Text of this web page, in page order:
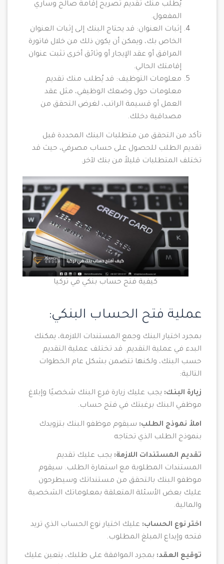
يُطلب منك تقديم تصريح إقامة صالح وساري
المفعول.
إثبات العنوان: قد يحتاج البنك إلى إثبات العنوان
الخاص بك، ويمكن أن يكون ذلك من خلال فاتورة
المرافق أو عقد الإيجار أو وثائق أخرى تثبت عنوان
إقامتك الحالي.
معلومات التوظيف: قد يُطلب منك تقديم
معلومات حول وضعك الوظيفي، مثل عقد
العمل أو قسيمة الراتب، لغرض التحقق من
مصداقية دخلك.
تأكد من التحقق من متطلبات البنك المحددة قبل
تقديم الطلب للحصول على حساب مصرفي، حيث قد
تختلف المتطلبات قليلاً من بنك لآخر.
كيفية فتح حساب بنكي في تركيا
عملية فتح الحساب البنكي:
بمجرد اختيار البنك وجمع المستندات اللازمة، يمكنك
البدء في عملية التقديم. قد تختلف عملية التقديم
حسب البنك، ولكنها تتضمن بشكل عام الخطوات
التالية:
زيارة البنك: يجب عليك زيارة فرع البنك شخصيًا وإبلاغ
موظفي البنك برغبتك في فتح حساب.
املأ نموذج الطلب: سيقوم موظفو البنك بتزويدك
بنموذج الطلب الذي تحتاجه
تقديم المستندات اللازمة: يجب عليك تقديم
المستندات المطلوبة مع استمارة الطلب. سيقوم
موظفو البنك بالتحقق من مستنداتك وسيطرحون
عليك بعض الأسئلة المتعلقة بمعلوماتك الشخصية
والمالية.
اختر نوع الحساب: عليك اختيار نوع الحساب الذي تريد
فتحه وإيداع المبلغ المطلوب.
توقيع العقد: بمجرد الموافقة على طلبك، يتعين عليك